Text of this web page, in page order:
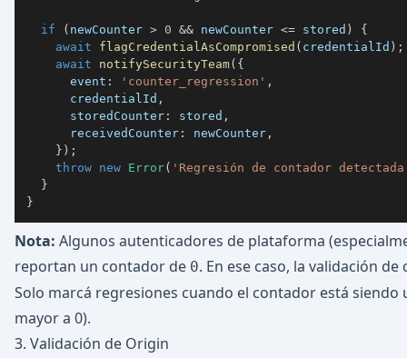
if ( newCounter > 0 && newCounter <= stored )
{
await
flagCredentialAsCompromised ( credentialId ) ;
await
notifySecurityTeam( {
      event
: 'counter_regression' ,
      credentialId
,
      storedCounter
: stored ,
      receivedCounter
: newCounter ,
} ) ;
throw new Error( 'Regresión de contador
}
}
Nota: Algunos autenticadores de plataforma
reportan un contador de 0. En ese caso, la validación
Solo marcá regresiones cuando el contador está siendo
mayor a 0).
3. Validación de Origin